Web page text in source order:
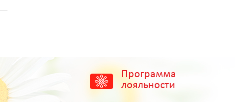
Программа
лояльности